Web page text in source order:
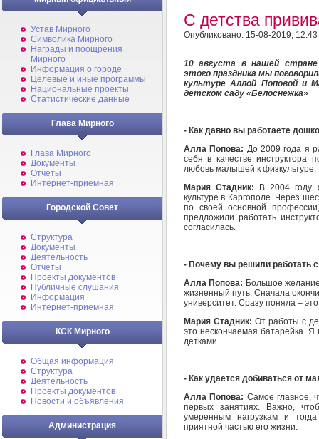
Устав Мирного
Символика Мирного
Награды и поощрения
Мирного
Информация о городе
Целевые и иные программы
Национальные проекты
Статистические данные
Глава Мирного
Глава Мирного
Документы
Отчеты
Интернет-приемная
Городской Совет
Структура
Документы
Деятельность
Отчеты
Проекты документов
Публичные слушания
Информация
Интернет-приемная
КСК Мирного
Общая информация
Структура
Деятельность
Проекты документов
Новости и объявления
Администрация
С детства
Опубликовано: 15-08-2019, 12:43
10 августа в нашей стране
этого праздника мы
культуре Аллой Поповой и
детском саду «Белоснежка»
- Как давно вы работаете
Алла Попова: До 2009 года я
себя в качестве инструктора
любовь малышей к физкультуре.
Мария Стадник: В 2004 году
культуре в Каргополе. Через
по своей основной
предложили работать
согласилась.
- Почему вы решили работать
Алла Попова: Большое
жизненный путь. Сначала
университет. Сразу поняла –
Мария Стадник:От работы с
это нескончаемая батарейка.
детками.
- Как удается добиваться от
Алла Попова: Самое главное,
первых занятиях. Важно,
умеренным нагрузкам и
приятной частью его жизни.